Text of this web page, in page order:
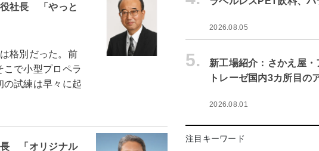
役社長 「やっと
格別だった。前
こで小型プロペラ
の試練は早々に起
長 「オリジナル
2026.08.05
5.
新工場紹介：さかえ屋
トレーゼ国内3カ所目の
2026.08.01
注目キーワード